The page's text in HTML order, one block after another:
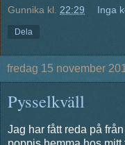
Gunnika kl. 22:29 Inga
Dela
fredag 15 november
Pysselkväll
Jag har fått reda på